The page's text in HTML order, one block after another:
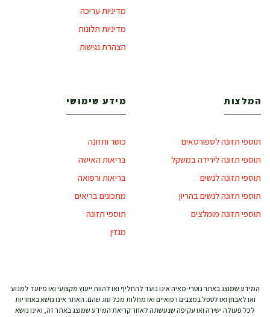
מדיניות עריכה
מדיניות תלונות
הצהרת נגישות
המלצות
תוספי תזונה לספורטאים
תוספי תזונה לירידה במשקל
תוספי תזונה לנשים
תוספי תזונה לנשים בהריון
תוספי תזונה מומלצים
מידע שימושי
כושר ותזונה
בריאות האישה
בריאות ורפואה
מתכונים בריאים
תוספי תזונה
מגזין
המידע שמוצג באתר נוטרי-מאיה אינו נועד להחליף ואו להוות ייעוץ מקצועי ואו מיועד למנוע
ואו לאבחן ואו לטפל במצבים רפואיים ואו מחלות מכל סוג שהם. האתר אינו נושא באחריות
לכל פעולה ישירה ואו עקיפה שנעשתה לאחר קריאת המידע שמוצג באתר זה, ואינו נושא